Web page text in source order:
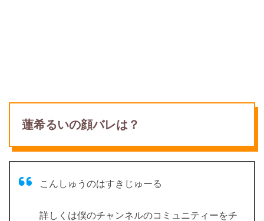
蓮希るいの顔バレは？
こんしゅうのはすきじゅーる
詳しくは僕のチャンネルのコミュニティーをチ